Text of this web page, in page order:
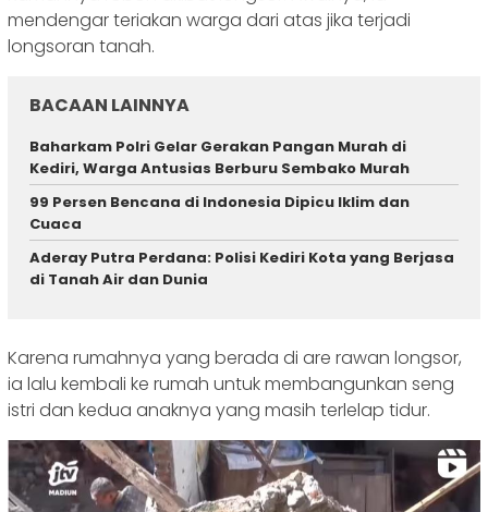
mendengar teriakan warga dari atas jika terjadi
longsoran tanah.
BACAAN LAINNYA
‎Baharkam Polri Gelar Gerakan Pangan Murah di
Kediri, Warga Antusias Berburu Sembako Murah
99 Persen Bencana di Indonesia Dipicu Iklim dan
Cuaca
Aderay Putra Perdana: Polisi Kediri Kota yang Berjasa
di Tanah Air dan Dunia
Karena rumahnya yang berada di are rawan longsor,
ia lalu kembali ke rumah untuk membangunkan seng
istri dan kedua anaknya yang masih terlelap tidur.